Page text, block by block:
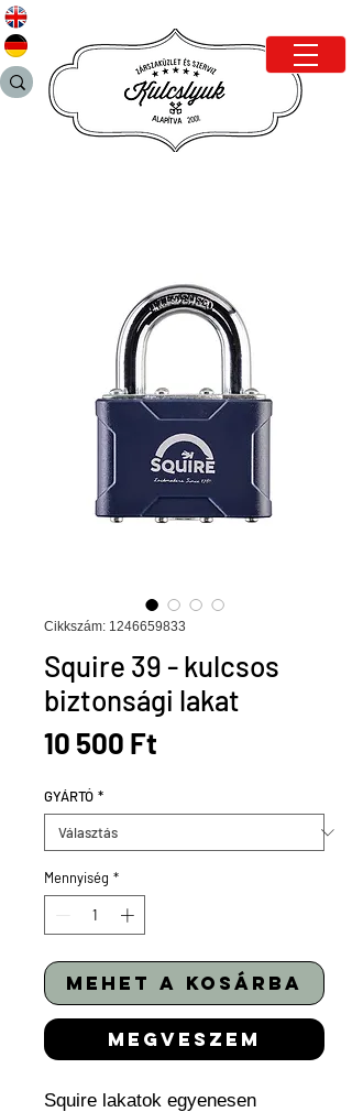
Cikkszám: 1246659833
Squire 39 - kulcsos
biztonsági lakat
10 500 Ft
GYÁRTÓ *
Mennyiség *
mehet a kosárba
megveszem
Squire lakatok egyenesen